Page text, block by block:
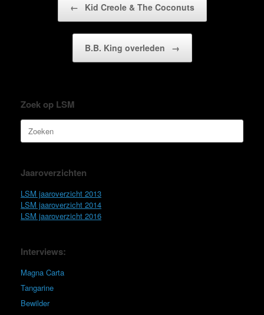
← Kid Creole & The Coconuts
B.B. King overleden →
Zoek op LSM
Zoeken
naar:
Jaaroverzichten
LSM jaaroverzicht 2013
LSM jaaroverzicht 2014
LSM jaaroverzicht 2016
Interviews:
Magna Carta
Tangarine
Bewilder